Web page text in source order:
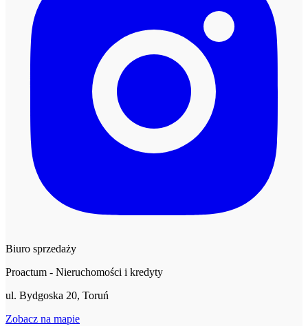
Biuro sprzedaży
Proactum - Nieruchomości i kredyty
ul. Bydgoska 20, Toruń
Zobacz na mapie